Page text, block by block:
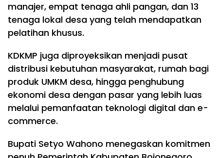
manajer, empat tenaga ahli pangan, dan 13
tenaga lokal desa yang telah mendapatkan
pelatihan khusus.
KDKMP juga diproyeksikan menjadi pusat
distribusi kebutuhan masyarakat, rumah bagi
produk UMKM desa, hingga penghubung
ekonomi desa dengan pasar yang lebih luas
melalui pemanfaatan teknologi digital dan e-
commerce.
Bupati Setyo Wahono menegaskan komitmen